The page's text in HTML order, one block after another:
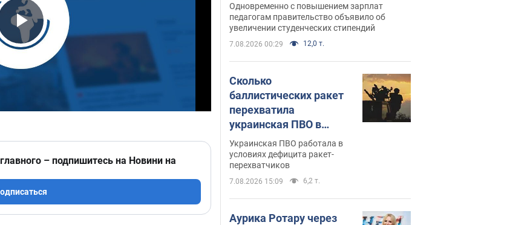
Video
– подпишитесь на Новини на
Одновременно с повышением зарплат
педагогам правительство объявило об
увеличении студенческих стипендий
7.08.2026 00:29 12,0 т.
Сколько
баллистических ракет
перехватила
украинская ПВО в
июле: в Минобороны
назвали цифру
Украинская ПВО работала в
условиях дефицита ракет-
перехватчиков
7.08.2026 15:09 6,2 т.
Аурика Ротару через